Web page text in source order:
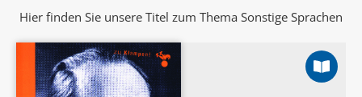
Hier finden Sie unsere Titel zum Thema Sonstige Sprachen